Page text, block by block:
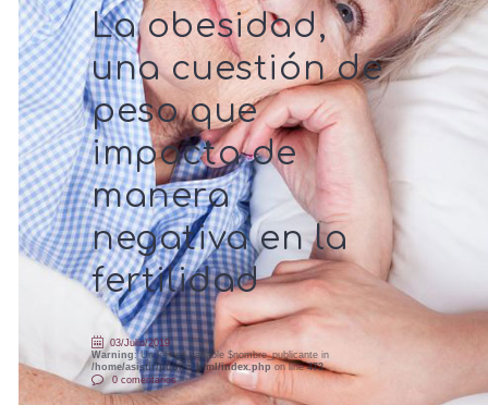
La obesidad,
una cuestión de
peso que
impacta de
manera
negativa en la
fertilidad
03/Julio/2019
Warning: Undefined variable $nombre_publicante in
/home/asistir/public_html/index.phpon line473
0 comentarios